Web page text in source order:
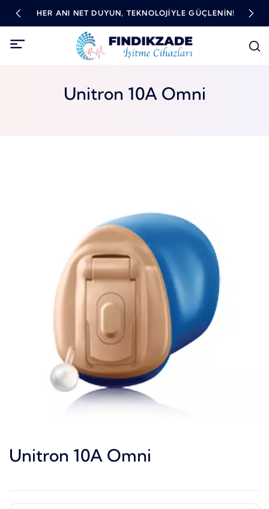
HER ANI NET DUYUN, TEKNOLOJIYLE GÜÇLENIN!
Unitron 10A Omni
Unitron 10A Omni